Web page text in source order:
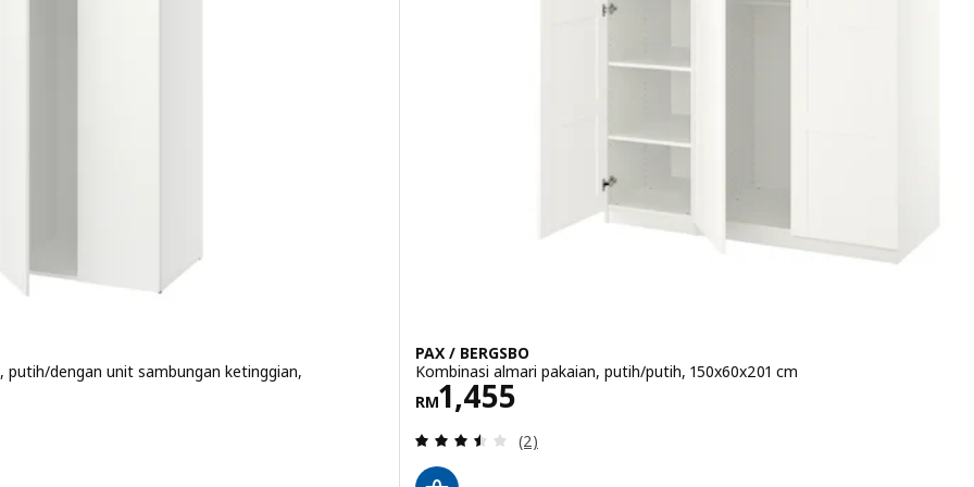
putih/dengan unit sambungan ketinggian,
PAX / BERGSBO
Kombinasi almari pakaian, putih/putih, 150x60x201 cm
RM1,455
Harga RM 1455
Ulasan: 3.5 daripada 5 bintang. Jumlah ulasan:
(2)